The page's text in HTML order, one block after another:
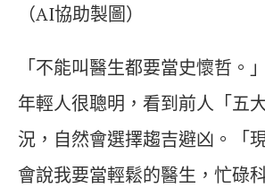
（AI協助製圖）
「不能叫醫生都要當史懷哲。
年輕人很聰明，看到前人「五
況，自然會選擇趨吉避凶。「
會說我要當輕鬆的醫生，忙碌